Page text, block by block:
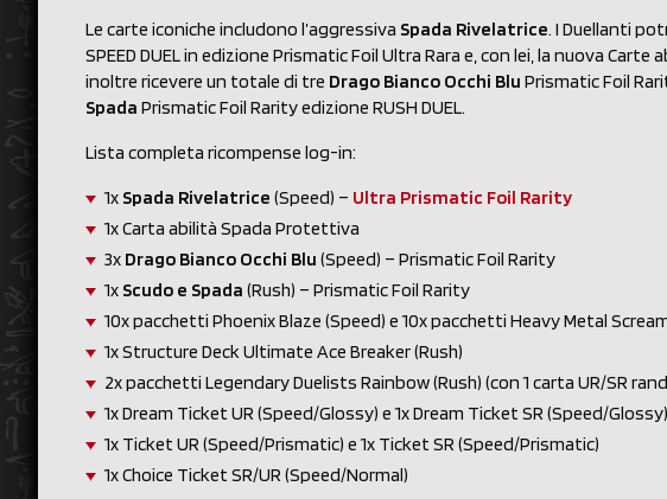
Le carte iconiche includono l’aggressiva Spada Rivelatrice. I Duellanti
SPEED DUEL in edizione Prismatic Foil Ultra Rara e, con lei, la nuova
inoltre ricevere un totale di tre Drago Bianco Occhi Blu Prismatic Foil
Spada Prismatic Foil Rarity edizione RUSH DUEL.
Lista completa ricompense log-in:
1x Spada Rivelatrice (Speed) – Ultra Prismatic Foil Rarity
1x Carta abilità Spada Protettiva
3x Drago Bianco Occhi Blu (Speed) – Prismatic Foil Rarity
1x Scudo e Spada (Rush) – Prismatic Foil Rarity
10x pacchetti Phoenix Blaze (Speed) e 10x pacchetti Heavy Metal
1x Structure Deck Ultimate Ace Breaker (Rush)
2x pacchetti Legendary Duelists Rainbow (Rush) (con 1 carta UR/SR
1x Dream Ticket UR (Speed/Glossy) e 1x Dream Ticket SR (Speed/Glossy)
1x Ticket UR (Speed/Prismatic) e 1x Ticket SR (Speed/Prismatic)
1x Choice Ticket SR/UR (Speed/Normal)